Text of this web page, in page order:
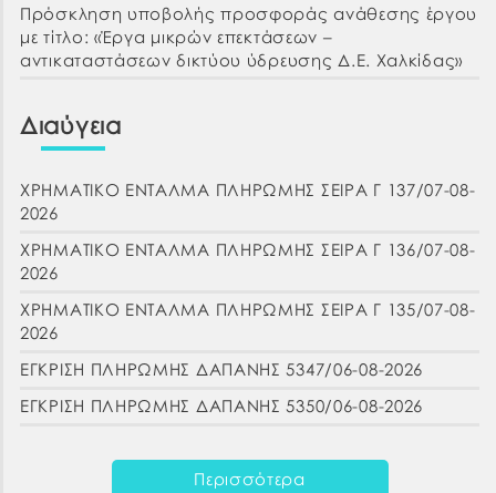
Πρόσκληση υποβολής προσφοράς ανάθεσης έργου
με τίτλο: «Έργα μικρών επεκτάσεων –
αντικαταστάσεων δικτύου ύδρευσης Δ.Ε. Χαλκίδας»
Διαύγεια
ΧΡΗΜΑΤΙΚΟ ΕΝΤΑΛΜΑ ΠΛΗΡΩΜΗΣ ΣΕΙΡΑ Γ 137/07-08-
2026
ΧΡΗΜΑΤΙΚΟ ΕΝΤΑΛΜΑ ΠΛΗΡΩΜΗΣ ΣΕΙΡΑ Γ 136/07-08-
2026
ΧΡΗΜΑΤΙΚΟ ΕΝΤΑΛΜΑ ΠΛΗΡΩΜΗΣ ΣΕΙΡΑ Γ 135/07-08-
2026
ΕΓΚΡΙΣΗ ΠΛΗΡΩΜΗΣ ΔΑΠΑΝΗΣ 5347/06-08-2026
ΕΓΚΡΙΣΗ ΠΛΗΡΩΜΗΣ ΔΑΠΑΝΗΣ 5350/06-08-2026
Περισσότερα